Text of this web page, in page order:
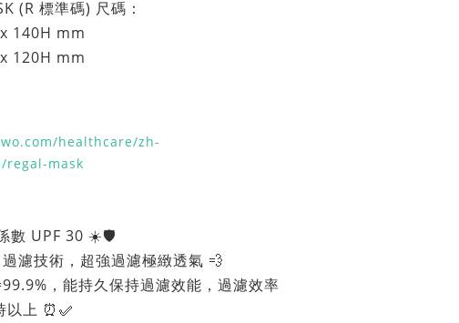
(R 標準碼) 尺碼：
140H mm
120H mm
healthcare/zh-
regal-mask
數 UPF 30 ☀️🛡️
濾技術，超強過濾極緻透氣 💨
，能持久保持過濾效能，過濾效率
以上 ⏰✅